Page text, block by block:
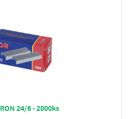
24/6 - 2000ks